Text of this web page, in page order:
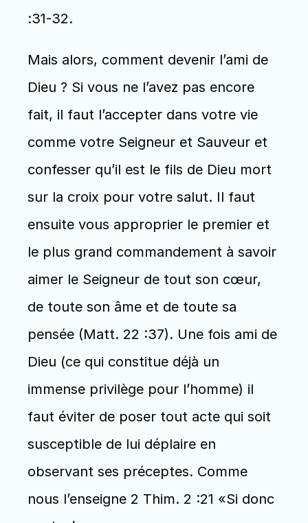
:31-32.
Mais alors, comment devenir l’ami de
Dieu ? Si vous ne l’avez pas encore
fait, il faut l’accepter dans votre vie
comme votre Seigneur et Sauveur et
confesser qu’il est le fils de Dieu mort
sur la croix pour votre salut. Il faut
ensuite vous approprier le premier et
le plus grand commandement à savoir
aimer le Seigneur de tout son cœur,
de toute son âme et de toute sa
pensée (Matt. 22 :37). Une fois ami de
Dieu (ce qui constitue déjà un
immense privilège pour l’homme) il
faut éviter de poser tout acte qui soit
susceptible de lui déplaire en
observant ses préceptes. Comme
nous l’enseigne 2 Thim. 2 :21 «Si donc